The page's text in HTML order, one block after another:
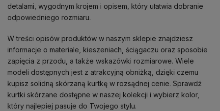
detalami, wygodnym krojem i opisem, który ułatwia dobranie
odpowiedniego rozmiaru.
W treści opisów produktów w naszym sklepie znajdziesz
informacje o materiale, kieszeniach, ściągaczu oraz sposobie
zapięcia z przodu, a także wskazówki rozmiarowe. Wiele
modeli dostępnych jest z atrakcyjną obniżką, dzięki czemu
kupisz solidną skórzaną kurtkę w rozsądnej cenie. Sprawdź
kurtki skórzane dostępne w naszej kolekcji i wybierz kolor,
który najlepiej pasuje do Twojego stylu.